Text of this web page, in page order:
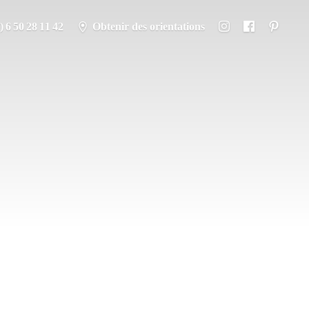
6 50 28 11 42 Obtenir des orientations